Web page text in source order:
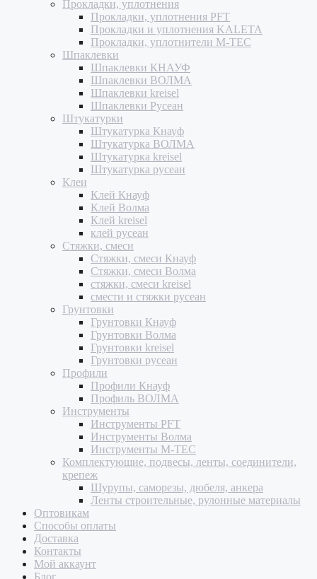
Прокладки, уплотнения
Прокладки, уплотнения PFT
Прокладки и уплотнения KALETA
Прокладки, уплотнители M-TEC
Шпаклевки
Шпаклевки КНАУФ
Шпаклевки ВОЛМА
Шпаклевки kreisel
Шпаклевки Русеан
Штукатурки
Штукатурка Кнауф
Штукатурка ВОЛМА
Штукатурка kreisel
Штукатурка русеан
Клеи
Клей Кнауф
Клей Волма
Клей kreisel
клей русеан
Стяжки, смеси
Стяжки, смеси Кнауф
Стяжки, смеси Волма
стяжки, смеси kreisel
смести и стяжки русеан
Грунтовки
Грунтовки Кнауф
Грунтовки Волма
Грунтовки kreisel
Грунтовки русеан
Профили
Профили Кнауф
Профиль ВОЛМА
Инструменты
Инструменты PFT
Инструменты Волма
Инструменты M-TEC
Комплектующие, подвесы, ленты, соединители,
крепеж
Шурупы, саморезы, дюбеля, анкера
Ленты строительные, рулонные материалы
Оптовикам
Способы оплаты
Доставка
Контакты
Мой аккаунт
Блог